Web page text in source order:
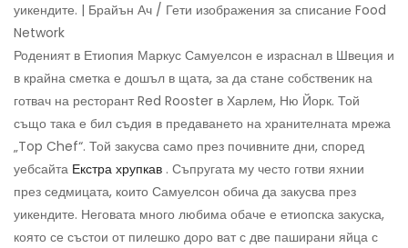
уикендите. | Брайън Ач / Гети изображения за списание Food
Network
Роденият в Етиопия Маркус Самуелсон е израснал в Швеция и
в крайна сметка е дошъл в щата, за да стане собственик на
готвач на ресторант Red Rooster в Харлем, Ню Йорк. Той
също така е бил съдия в предаването на хранителната мрежа
„Top Chef“. Той закусва само през почивните дни, според
уебсайта Екстра хрупкав . Съпругата му често готви яхнии
през седмицата, които Самуелсон обича да закусва през
уикендите. Неговата много любима обаче е етиопска закуска,
която се състои от пилешко доро ват с две паширани яйца с